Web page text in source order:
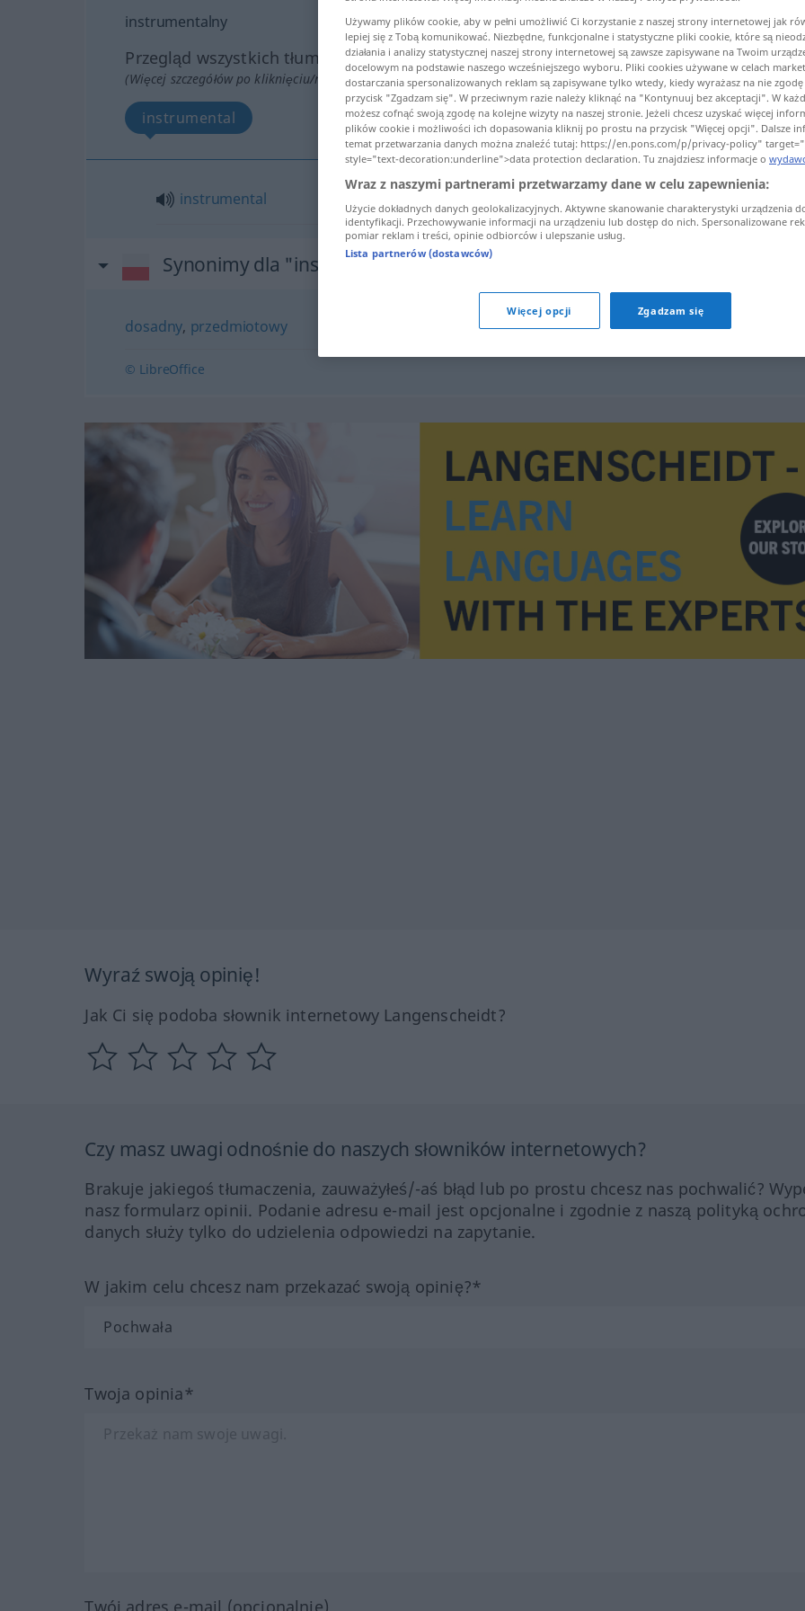
instrumentalny
Przegląd wszystkich tłumaczeń
(Więcej szczegółów po kliknięciu/naciśnięciu tłumaczenia)
instrumental
instrumental
Synonimy dla "instrumentalny"
dosadny, przedmiotowy
© LibreOffice
Wyraź swoją opinię!
Jak Ci się podoba słownik internetowy Langenscheidt?
Czy masz uwagi odnośnie do naszych słowników internetowych?
Brakuje jakiegoś tłumaczenia, zauważyłeś/-aś błąd lub po prostu chcesz nas pochwalić?
nasz formularz opinii. Podanie adresu e-mail jest opcjonalne i zgodnie z naszą polityką
danych służy tylko do udzielenia odpowiedzi na zapytanie.
W jakim celu chcesz nam przekazać swoją opinię?*
Twoja opinia*
Twój adres e-mail (opcjonalnie)
Używamy plików cookie, aby w pełni umożliwić Ci korzystanie z naszej strony internetowej jak
lepiej się z Tobą komunikować. Niezbędne, funkcjonalne i statystyczne pliki cookie, które są
działania i analizy statystycznej naszej strony internetowej są zawsze zapisywane na Twoim
docelowym na podstawie naszego wcześniejszego wyboru. Pliki cookies używane w celach
dostarczania spersonalizowanych reklam są zapisywane tylko wtedy, kiedy wyrażasz na nie
przycisk "Zgadzam się". W przeciwnym razie należy kliknąć na "Kontynuuj bez akceptacji". W
możesz cofnąć swoją zgodę na kolejne wizyty na naszej stronie. Jeżeli chcesz uzyskać więcej
plików cookie i możliwości ich dopasowania kliknij po prostu na przycisk "Więcej opcji". Dalsze
temat przetwarzania danych można znaleźć tutaj: https://en.pons.com/p/privacy-policy"
style="text-decoration:underline">data protection declaration. Tu znajdziesz informacje o
Wraz z naszymi partnerami przetwarzamy dane w celu zapewnienia:
Użycie dokładnych danych geolokalizacyjnych. Aktywne skanowanie charakterystyki urządzenia
identyfikacji. Przechowywanie informacji na urządzeniu lub dostęp do nich. Spersonalizowane
pomiar reklam i treści, opinie odbiorców i ulepszanie usług.
Lista partnerów (dostawców)
Więcej opcji Zgadzam się